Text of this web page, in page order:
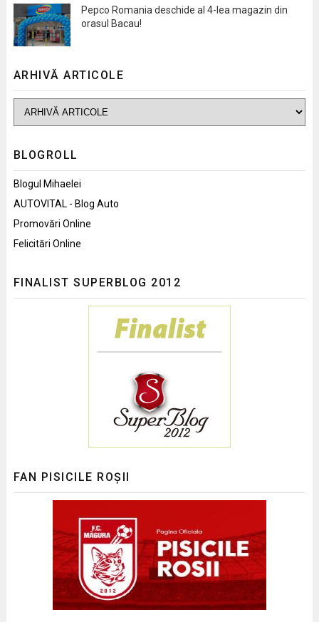
Pepco Romania deschide al 4-lea magazin din
orasul Bacau!
ARHIVĂ ARTICOLE
BLOGROLL
Blogul Mihaelei
AUTOVITAL - Blog Auto
Promovări Online
Felicitări Online
FINALIST SUPERBLOG 2012
FAN PISICILE ROȘII